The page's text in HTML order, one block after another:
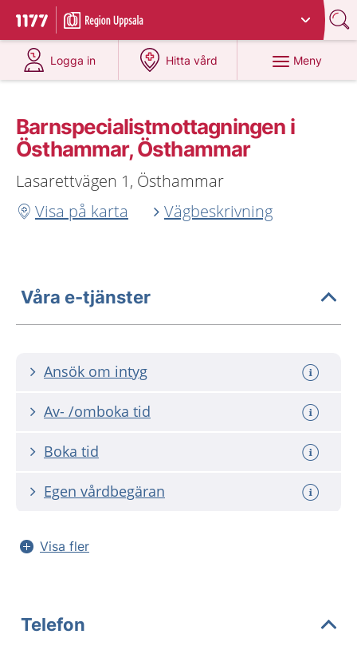
Till startsidan för 1177
Du har valt region
Logga in
på 1177.se
Hitta vård
på 1177.se
Meny
Barnspecialistmottagningen i
Östhammar, Östhammar
Lasarettvägen 1, Östhammar
Visa på karta
Vägbeskrivning
Våra e-tjänster
Ansök om intyg
Av- /omboka tid
Boka tid
Egen vårdbegäran
Visa fler
Telefon